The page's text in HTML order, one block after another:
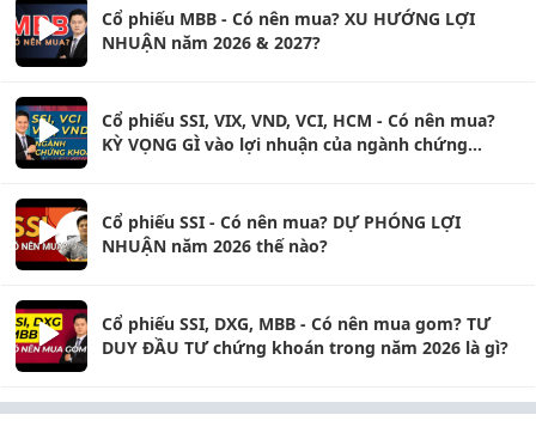
Cổ phiếu MBB - Có nên mua? XU HƯỚNG LỢI
NHUẬN năm 2026 & 2027?
Cổ phiếu SSI, VIX, VND, VCI, HCM - Có nên mua?
KỲ VỌNG GÌ vào lợi nhuận của ngành chứng
Cổ phiếu SSI - Có nên mua? DỰ PHÓNG LỢI
NHUẬN năm 2026 thế nào?
Cổ phiếu SSI, DXG, MBB - Có nên mua gom? TƯ
DUY ĐẦU TƯ chứng khoán trong năm 2026 là gì?